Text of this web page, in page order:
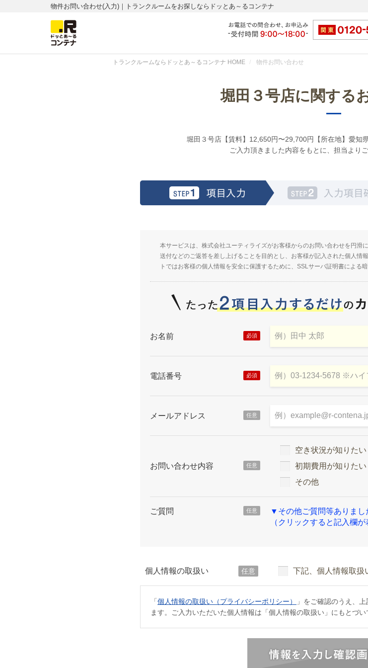
物件お問い合わせ(入力)｜トランクルームをお探しならドッとあ～るコンテナ
トランクルームならドッとあ～るコンテナ HOME 物件お問い合わせ
堀田３号店に関する
堀田３号店【賃料】12,650円〜29,700円【所在地】愛知
ご入力頂きました内容をもとに、担当より
本サービスは、株式会社ユーティライズがお客様からのお問い合わせを円滑
送付などのご返答を差し上げることを目的とし、お客様が記入された個人情
トではお客様の個人情報を安全に保護するために、SSLサーバ証明書による
お名前 必須
電話番号 必須
メールアドレス 任意
お問い合わせ内容 任意
空き状況が知りたい
初期費用が知りたい
その他
ご質問 任意
▼その他ご質問等ありまし
（クリックすると記入欄が
個人情報の取扱い 任意 下記、個人情報取扱
「 個人情報の取扱い（プライバシーポリシー）
」をご確認のうえ、
ます。ご入力いただいた個人情報は「個人情報の取扱い」にもとづい